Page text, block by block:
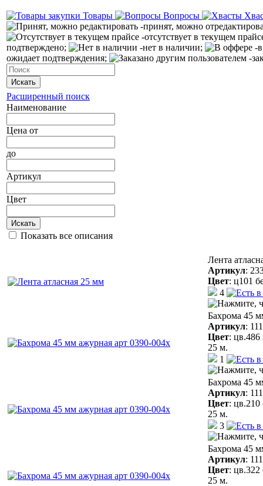
Товары Вопросы
-принят, можно
-отсутствует в текущем
подтверждено;
-нет в наличии;
-
ожидает подтверждения;
-
Искать
Расширенный поиск
Наименование
Цена от
до
Артикул
Цвет
Искать
Показать все описания
Лента
Артикул:
Цвет: ц101
4
Бахрома 45
Артикул:
Цвет: цв.486
25 м.
1
Бахрома 45
Артикул:
Цвет: цв.210
25 м.
3
Бахрома 45
Артикул:
Цвет: цв.322
25 м.